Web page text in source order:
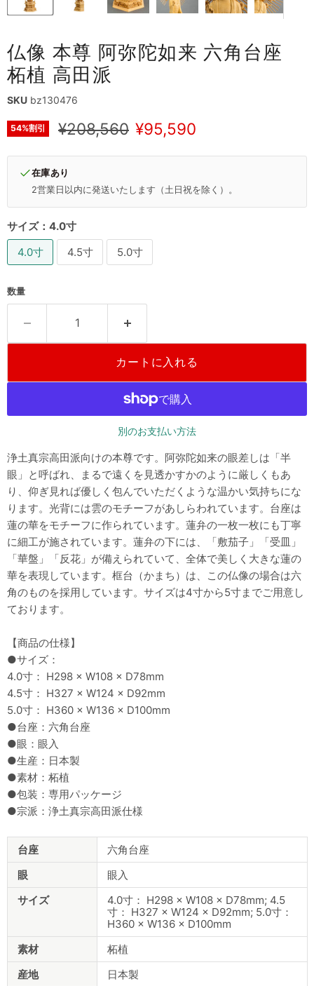
仏像 本尊 阿弥陀如来 六角台座
柘植 高田派
SKU bz130476
54%割引 元の価格
¥208,560 現在の価格
¥95,590
在庫あり
2営業日以内に発送いたします（土日祝を除く）。
サイズ： 4.0寸
4.0寸
4.5寸 5.0寸
数量
カートに入れる
別のお支払い方法
浄土真宗高田派向けの本尊です。阿弥陀如来の眼差しは「半
眼」と呼ばれ、まるで遠くを見透かすかのように厳しくもあ
り、仰ぎ見れば優しく包んでいただくような温かい気持ちにな
ります。光背には雲のモチーフがあしらわれています。台座は
蓮の華をモチーフに作られています。蓮弁の一枚一枚にも丁寧
に細工が施されています。蓮弁の下には、「敷茄子」「受皿」
「華盤」「反花」が備えられていて、全体で美しく大きな蓮の
華を表現しています。框台（かまち）は、この仏像の場合は六
角のものを採用しています。サイズは4寸から5寸までご用意し
ております。
【商品の仕様】
●サイズ：
4.0寸： H298 × W108 × D78mm
4.5寸： H327 × W124 × D92mm
5.0寸： H360 × W136 × D100mm
●台座：六角台座
●眼：眼入
●生産：日本製
●素材：柘植
●包装：専用パッケージ
●宗派：浄土真宗高田派仕様
台座
六角台座
眼
眼入
サイズ
4.0寸： H298 × W108 × D78mm; 4.5
寸： H327 × W124 × D92mm; 5.0寸：
H360 × W136 × D100mm
素材
柘植
産地
日本製